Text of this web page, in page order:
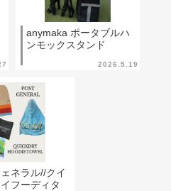
2026.5.19
anymaka ポータブルハ
ンモックスタンド
ネラル//クイ
フーディタ